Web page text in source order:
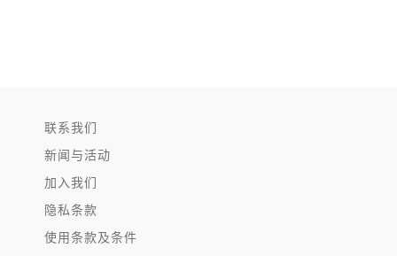
联系我们
新闻与活动
加入我们
隐私条款
使用条款及条件